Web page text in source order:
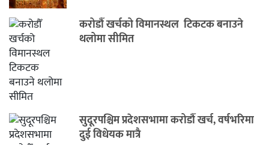
करोडौँ खर्चको विमानस्थल टिकटक बनाउने
थलोमा सीमित
सुदूरपश्चिम प्रदेशसभामा करोडौँ खर्च, वर्षभरिमा
दुई विधेयक मात्रै